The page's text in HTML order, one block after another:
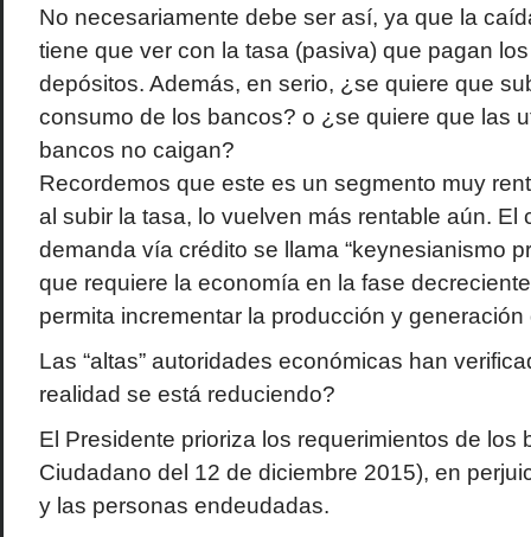
No necesariamente debe ser así, ya que la
tiene que ver con la tasa (pasiva) que pagan
depósitos. Además, en serio, ¿se quiere que
consumo de los bancos? o ¿se quiere que las
bancos no caigan?
Recordemos que este es un segmento muy
al subir la tasa, lo vuelven más rentable aún. El
demanda vía crédito se llama “keynesianismo
que requiere la economía en la fase
permita incrementar la producción y generación
Las “altas” autoridades económicas han
realidad se está reduciendo?
El Presidente prioriza los requerimientos de los
Ciudadano del 12 de diciembre 2015), en
y las personas endeudadas.